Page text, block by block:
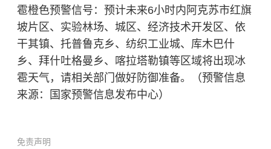
雹橙色预警信号：预计未来6小时内阿克苏市红旗
坡片区、实验林场、城区、经济技术开发区、依
干其镇、托普鲁克乡、纺织工业城、库木巴什
乡、拜什吐格曼乡、喀拉塔勒镇等区域将出现冰
雹天气，请相关部门做好防御准备。（预警信息
来源：国家预警信息发布中心）
免责声明